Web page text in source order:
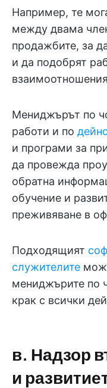
Например, те
между двама
продажбите, за
и да подобрят
Мениджърът по
работи и по
и програми за
да провежда
обратна
обучение и
преживяване в
Подходящият
служителите
мениджърите по
крак с всички
в. Надзор
и